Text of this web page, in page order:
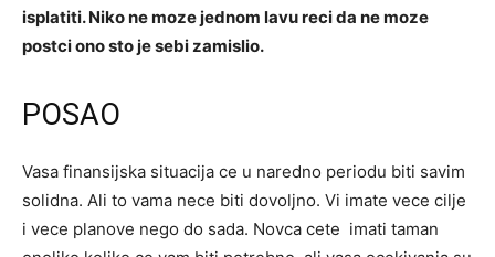
isplatiti. Niko ne moze jednom lavu reci da ne moze
postci ono sto je sebi zamislio.
POSAO
Vasa finansijska situacija ce u naredno periodu biti savim
solidna. Ali to vama nece biti dovoljno. Vi imate vece cilje
i vece planove nego do sada. Novca cete imati taman